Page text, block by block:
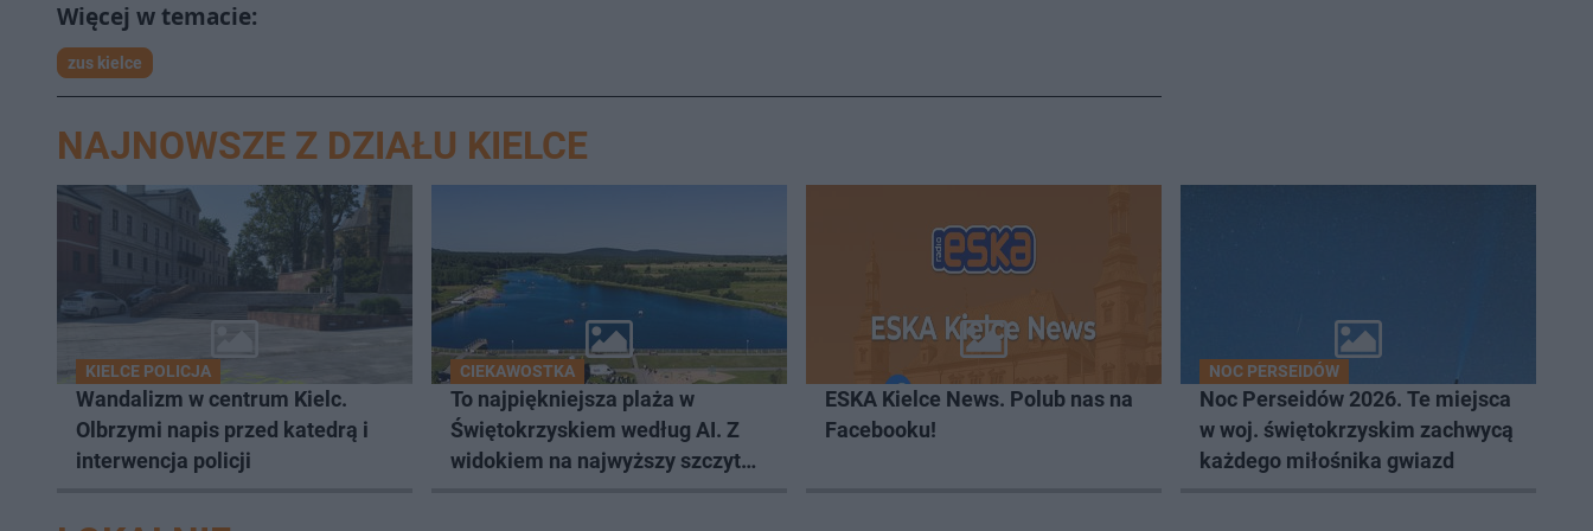
zus kielce
NAJNOWSZE Z DZIAŁU KIELCE
KIELCE POLICJA
Wandalizm w centrum Kielc.
Olbrzymi napis przed katedrą i
interwencja policji
CIEKAWOSTKA
To najpiękniejsza plaża w
Świętokrzyskiem według AI. Z
widokiem na najwyższy szczyt
ESKA Kielce News. Polub nas na
Facebooku!
NOC PERSEIDÓW
Noc Perseidów 2026. Te miejsca
w woj. świętokrzyskim zachwycą
każdego miłośnika gwiazd